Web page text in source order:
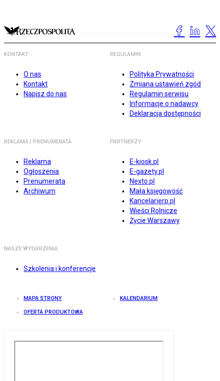
KONTAKT
O nas
Kontakt
Napisz do nas
REGULAMIN
Polityka Prywatności
Zmiana ustawień zgód
Regulamin serwisu
Informacje o nadawcy
Deklaracja dostępności
REKLAMA I PRENUMERATA
Reklama
Ogłoszenia
Prenumerata
Archiwum
PARTNERZY
E-kiosk.pl
E-gazety.pl
Nexto.pl
Mała księgowość
Kancelarierp.pl
Wieści Rolnicze
Życie Warszawy
NASZE WYDARZENIA
Szkolenia i konferencje
MAPA STRONY KALENDARIUM
OFERTA PRODUKTOWA